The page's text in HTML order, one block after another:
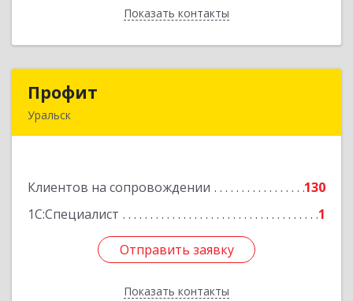
Показать контакты
Назад
Профит
Уральск
Клиентов на сопровождении
130
1С:Специалист
1
Отправить заявку
Показать контакты
Отправить заявку
Назад